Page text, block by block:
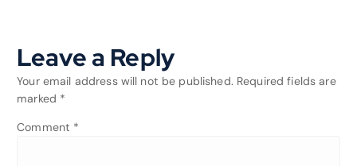
Leave a Reply
Your email address will not be published. Required fields are
marked *
Comment *